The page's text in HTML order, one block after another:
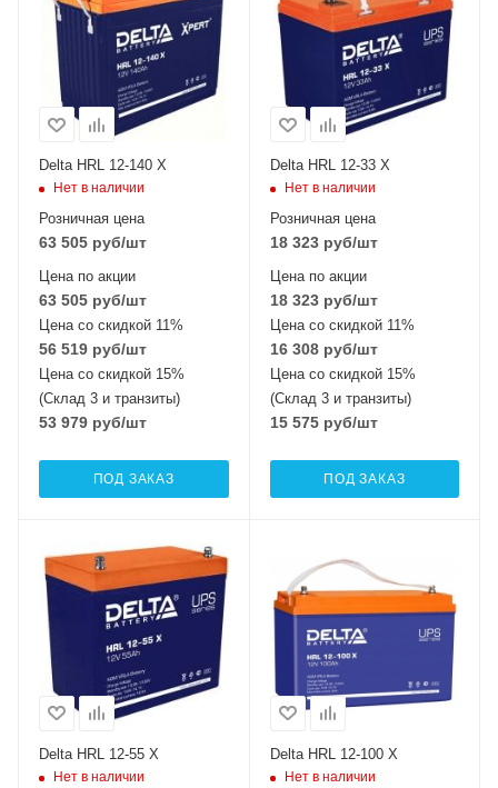
Delta HRL 12-140 X
Нет в наличии
Розничная цена
63 505 руб/шт
Цена по акции
63 505 руб/шт
Цена со скидкой 11%
56 519 руб/шт
Цена со скидкой 15%
(Склад 3 и транзиты)
53 979 руб/шт
ПОД ЗАКАЗ
Delta HRL 12-33 X
Нет в наличии
Розничная цена
18 323руб/шт
Цена по акции
18 323руб/шт
Цена со скидкой 11%
16 308руб/шт
Цена со скидкой 15%
(Склад 3 и транзиты)
15 575руб/шт
ПОД ЗАКАЗ
Delta HRL 12-55 X
Нет в наличии
Delta HRL 12-100 X
Нет в наличии